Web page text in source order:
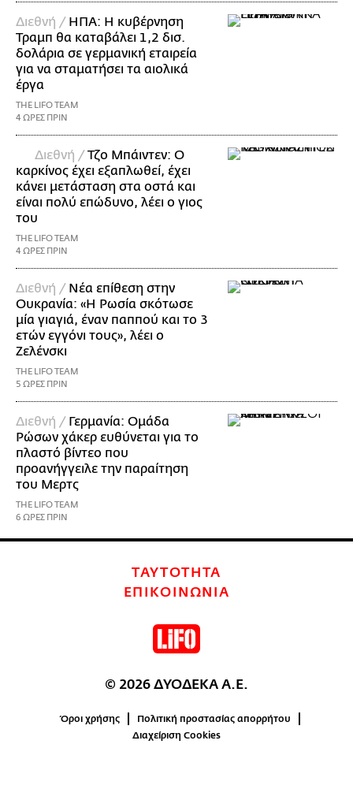
Διεθνή / ΗΠΑ: Η κυβέρνηση
Τραμπ θα καταβάλει 1,2 δισ.
δολάρια σε γερμανική εταιρεία
για να σταματήσει τα αιολικά
έργα
THE LIFO TEAM
4 ΩΡΕΣ ΠΡΙΝ
Διεθνή / Τζο Μπάιντεν: Ο
καρκίνος έχει εξαπλωθεί, έχει
κάνει μετάσταση στα οστά και
είναι πολύ επώδυνο, λέει ο γιος
του
THE LIFO TEAM
4 ΩΡΕΣ ΠΡΙΝ
Διεθνή / Νέα επίθεση στην
Ουκρανία: «Η Ρωσία σκότωσε
μία γιαγιά, έναν παππού και το 3
ετών εγγόνι τους», λέει ο
Ζελένσκι
THE LIFO TEAM
5 ΩΡΕΣ ΠΡΙΝ
Διεθνή / Γερμανία: Ομάδα
Ρώσων χάκερ ευθύνεται για το
πλαστό βίντεο που
προανήγγειλε την παραίτηση
του Μερτς
THE LIFO TEAM
6 ΩΡΕΣ ΠΡΙΝ
ΤΑΥΤΟΤΗΤΑ
ΕΠΙΚΟΙΝΩΝΙΑ
© 2026 ΔΥΟΔΕΚΑ Α.Ε.
Όροι χρήσης
Πολιτική προστασίας απορρήτου
Διαχείριση Cookies